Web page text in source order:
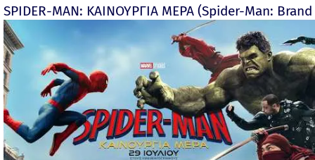
SPIDER-MAN: ΚΑΙΝΟΥΡΓΙΑ ΜΕΡΑ (Spider-Man: